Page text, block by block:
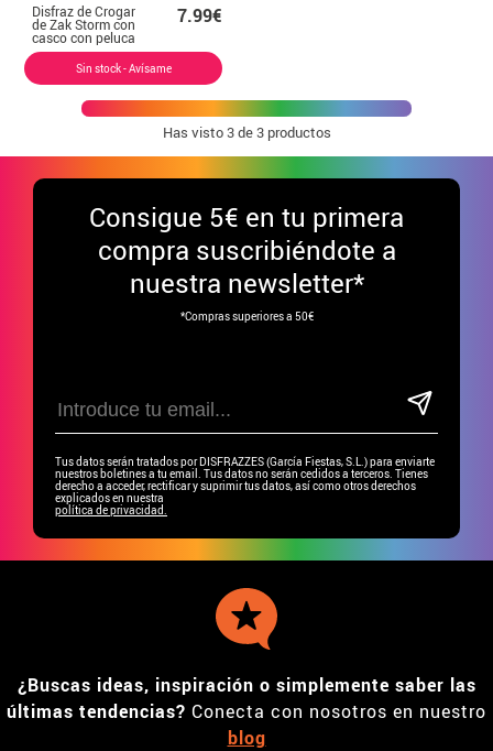
Disfraz de Crogar
de Zak Storm con
casco con peluca
para niño
7.99€
Sin stock - Avísame
Has visto3de 3 productos
Consigue 5€ en tu primera
compra suscribiéndote a
nuestra newsletter*
*Compras superiores a 50€
Tus datos serán tratados por DISFRAZZES (García Fiestas, S.L.) para enviarte
nuestros boletines a tu email. Tus datos no serán cedidos a terceros. Tienes
derecho a acceder, rectificar y suprimir tus datos, así como otros derechos
explicados en nuestra
política de privacidad.
¿Buscas ideas, inspiración o simplemente saber las
últimas tendencias? Conecta con nosotros en nuestro
blog